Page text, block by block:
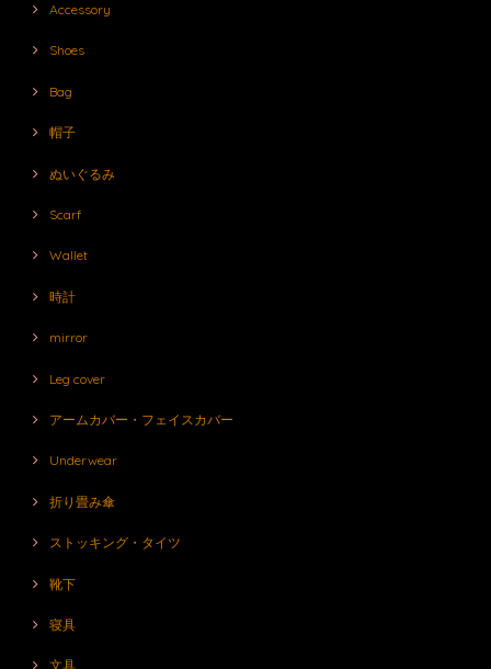
Accessory
Shoes
Bag
帽子
ぬいぐるみ
Scarf
Wallet
時計
mirror
Leg cover
アームカバー・フェイスカバー
Underwear
折り畳み傘
ストッキング・タイツ
靴下
寝具
文具